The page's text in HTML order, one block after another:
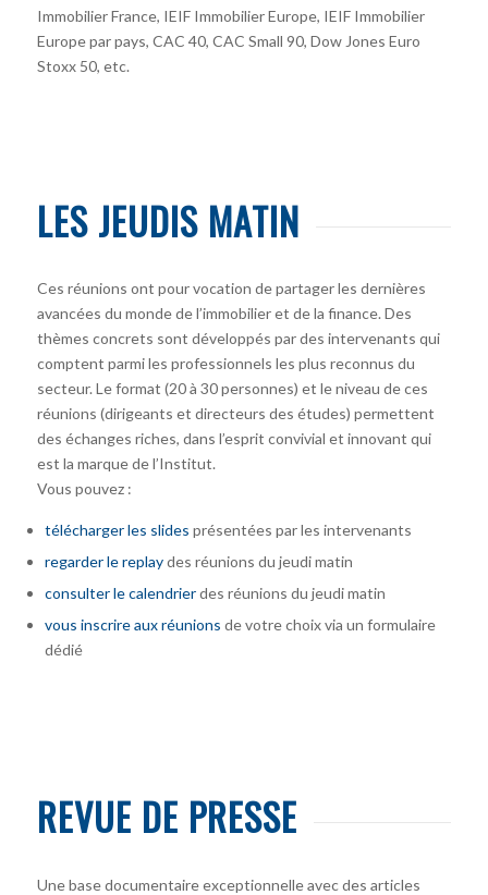
Immobilier France, IEIF Immobilier Europe, IEIF Immobilier
Europe par pays, CAC 40, CAC Small 90, Dow Jones Euro
Stoxx 50, etc.
LES JEUDIS MATIN
Ces réunions ont pour vocation de partager les dernières
avancées du monde de l’immobilier et de la finance. Des
thèmes concrets sont développés par des intervenants qui
comptent parmi les professionnels les plus reconnus du
secteur. Le format (20 à 30 personnes) et le niveau de ces
réunions (dirigeants et directeurs des études) permettent
des échanges riches, dans l’esprit convivial et innovant qui
est la marque de l’Institut.
Vous pouvez :
télécharger les slides présentées par les intervenants
regarder le replaydes réunions du jeudi matin
consulter le calendrierdes réunions du jeudi matin
vous inscrire aux réunions de votre choix via un formulaire
dédié
REVUE DE PRESSE
Une base documentaire exceptionnelle avec des articles